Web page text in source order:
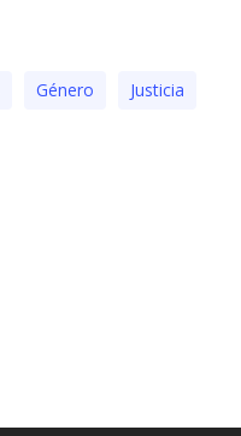
Género Justicia